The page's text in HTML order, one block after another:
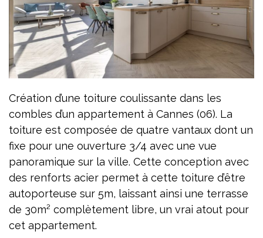
Création d’une toiture coulissante dans les
combles d’un appartement à Cannes (06). La
toiture est composée de quatre vantaux dont un
fixe pour une ouverture 3/4 avec une vue
panoramique sur la ville. Cette conception avec
des renforts acier permet à cette toiture d’être
autoporteuse sur 5m, laissant ainsi une terrasse
de 30m² complètement libre, un vrai atout pour
cet appartement.